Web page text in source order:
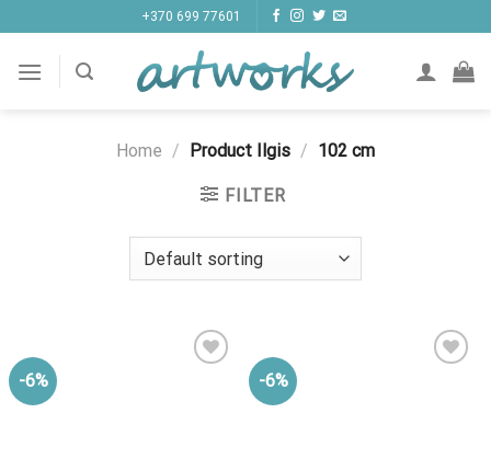
til
innhold
+370 699 77601
Home / Product Ilgis / 102 cm
FILTER
-6% -6%